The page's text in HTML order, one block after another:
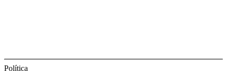
Política